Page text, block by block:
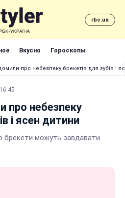
rbc.ua
Вкусно Гороскопы
про небезпеку брекетів для зубів і
про небезпеку
і ясен дитини
брекети можуть завдавати